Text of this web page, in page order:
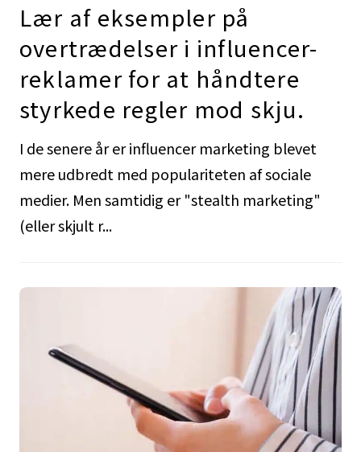
Lær af eksempler på
overtrædelser i influencer-
reklamer for at håndtere
styrkede regler mod skju.
I de senere år er influencer marketing blevet
mere udbredt med populariteten af sociale
medier. Men samtidig er "stealth marketing"
(eller skjult r...